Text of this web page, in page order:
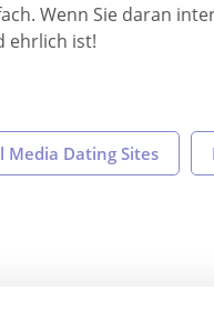
Wenn Sie daran
ehrlich ist!
Media Dating Sites